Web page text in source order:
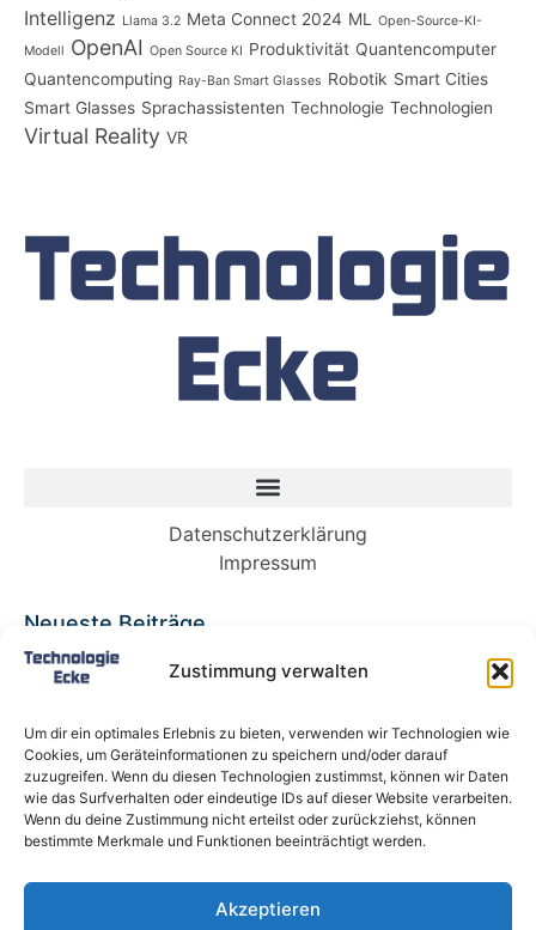
Zustimmung verwalten
Um dir ein optimales Erlebnis zu bieten, verwenden wir Technologien wie
Cookies, um Geräteinformationen zu speichern und/oder darauf
zuzugreifen. Wenn du diesen Technologien zustimmst, können wir Daten
wie das Surfverhalten oder eindeutige IDs auf dieser Website verarbeiten.
Wenn du deine Zustimmung nicht erteilst oder zurückziehst, können
bestimmte Merkmale und Funktionen beeinträchtigt werden.
Akzeptieren
Intelligenz Llama 3.2 Meta Connect 2024 ML
Open-Source-KI-
Modell OpenAI Open Source KI Produktivität Quantencomputer
Quantencomputing Ray-Ban Smart Glasses Robotik Smart Cities
Smart Glasses Sprachassistenten Technologie Technologien
Virtual Reality VR
Datenschutzerklärung
Impressum
Neueste Beiträge
Babybett 90×200: Die perfekte Lösung für
wachsende Kinder und kleine Räume
Deutschland endlich ein Recht auf Kühlung
braucht
Schneckentempo: Die langsamsten Autos der
Welt
Softwareentwicklungsteam: Das sind die